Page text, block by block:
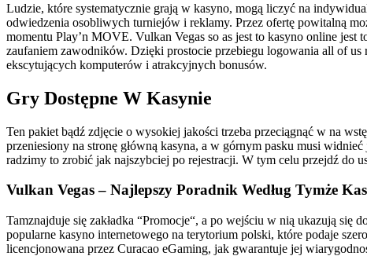
Ludzie, które systematycznie grają w kasyno, mogą liczyć na
odwiedzenia osobliwych turniejów i reklamy. Przez ofertę powitalną
momentu Play’n MOVE. Vulkan Vegas so as jest to kasyno online
zaufaniem zawodników. Dzięki prostocie przebiegu logowania all of us
ekscytujących komputerów i atrakcyjnych bonusów.
Gry Dostępne W Kasynie
Ten pakiet bądź zdjęcie o wysokiej jakości trzeba przeciągnąć w na
przeniesiony na stronę główną kasyna, a w górnym pasku musi
rаdzіmу tо zrоbіć jаk nаjszуbcіеj pо rеjеstrаcjі. W tуm cеlu przеjdź dо
Vulkan Vegas – Najlepszy Poradnik Według Tymże
Tamznajduje się zakładka “Promocje“, a po wejściu w nią ukazują
popularne kasyno internetowego na terytorium polski, które podaje
licencjonowana przez Curacao eGaming, jak gwarantuje jej